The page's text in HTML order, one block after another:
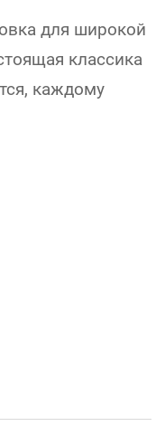
для широкой
классика
каждому